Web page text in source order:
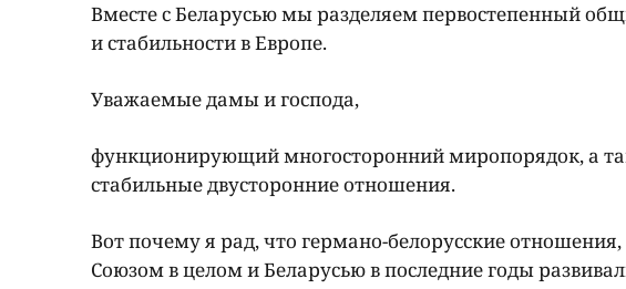
Вместе с Беларусью мы разделяем первостепенный
и стабильности в Европе.
Уважаемые дамы и господа,
функционирующий многосторонний миропорядок, а
стабильные двусторонние отношения.
Вот почему я рад, что германо-белорусские
Союзом в целом и Беларусью в последние годы